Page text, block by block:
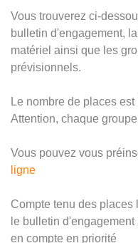
Vous trouverez ci-
bulletin d'engagement,
matériel ainsi que les
prévisionnels.
Le nombre de places
Attention, chaque
Vous pouvez vous
ligne
Compte tenu des
le bulletin
en compte en priorité